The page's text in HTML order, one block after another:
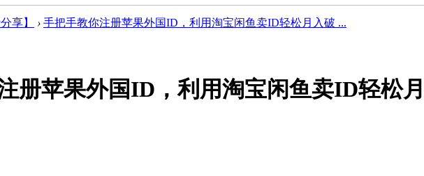
享】 › 手把手教你注册苹果外国ID，利用淘宝闲鱼卖ID轻松月入破 ...
册苹果外国ID，利用淘宝闲鱼卖ID轻松